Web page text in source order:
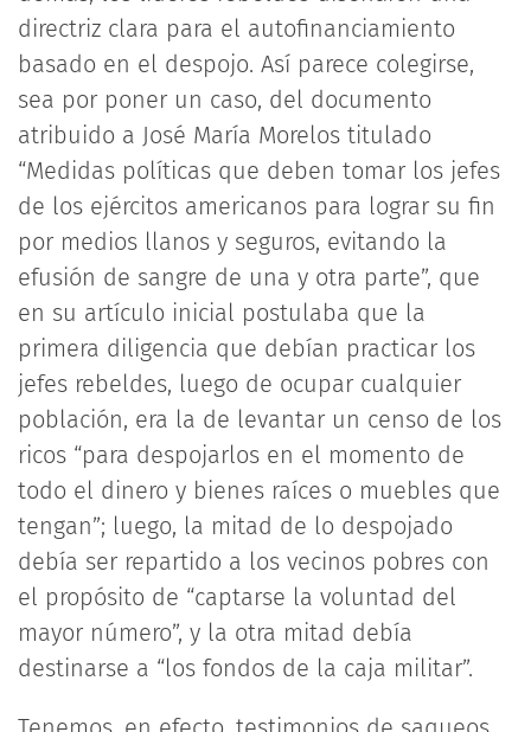
directriz clara para el autofinanciamiento
basado en el despojo. Así parece colegirse,
sea por poner un caso, del documento
atribuido a José María Morelos titulado
“Medidas políticas que deben tomar los jefes
de los ejércitos americanos para lograr su fin
por medios llanos y seguros, evitando la
efusión de sangre de una y otra parte”, que
en su artículo inicial postulaba que la
primera diligencia que debían practicar los
jefes rebeldes, luego de ocupar cualquier
población, era la de levantar un censo de los
ricos “para despojarlos en el momento de
todo el dinero y bienes raíces o muebles que
tengan”; luego, la mitad de lo despojado
debía ser repartido a los vecinos pobres con
el propósito de “captarse la voluntad del
mayor número”, y la otra mitad debía
destinarse a “los fondos de la caja militar”.